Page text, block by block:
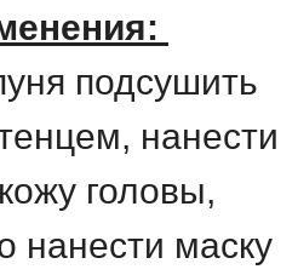
подсушить
нанести
головы,
нанести маску